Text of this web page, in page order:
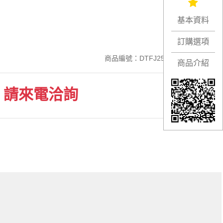
基本資料
訂購選項
商品介紹
商品編號：DTFJ25
請來電洽詢